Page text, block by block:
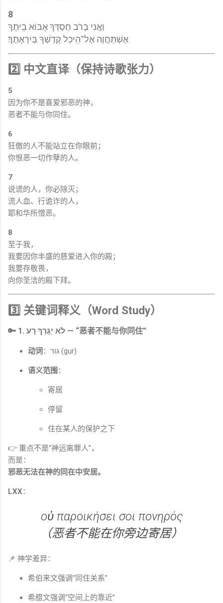
8
וַאֲנִי בְּרֹב חַסְדְּךָ אָבוֹא בֵיתֶךָ
אֶשְׁתַּחֲוֶה אֶל־הֵיכַל קָדְשְׁךָ בְּיִרְאָתֶךָ׃
2️⃣ 中文直译（保持诗歌张力）
5
因为你不是喜爱邪恶的神，
恶者不能与你同住。
6
狂傲的人不能站立在你眼前；
你恨恶一切作孽的人。
7
说谎的人，你必除灭；
流人血、行诡诈的人，
耶和华所憎恶。
8
至于我，
我要因你丰盛的慈爱进入你的殿；
我要存敬畏，
向你圣洁的殿下拜。
3️⃣ 关键词释义（Word Study）
🔑 1. לֹא יְגֻרְךָ רָע — “恶者不能与你同住”
动词 ：גור (gur)
语义范围 ：
寄居
停留
住在某人的保护之下
👉 重点不是“神远离罪人”，
而是：
邪恶无法在神的同在中安居。
LXX：
οὐ παροικήσει σοι πονηρός
（恶者不能在你旁边寄居）
📌 神学差异：
希伯来文强调“同住关系”
希腊文强调“空间上的靠近”